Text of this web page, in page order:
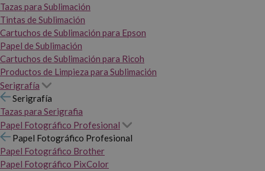
Tazas para Sublimación
Tintas de Sublimación
Cartuchos de Sublimación para Epson
Papel de Sublimación
Cartuchos de Sublimación para Ricoh
Productos de Limpieza para Sublimación
Serigrafía
Serigrafía
Tazas para Serigrafia
Papel Fotográfico Profesional
Papel Fotográfico Profesional
Papel Fotográfico Brother
Papel Fotográfico PixColor